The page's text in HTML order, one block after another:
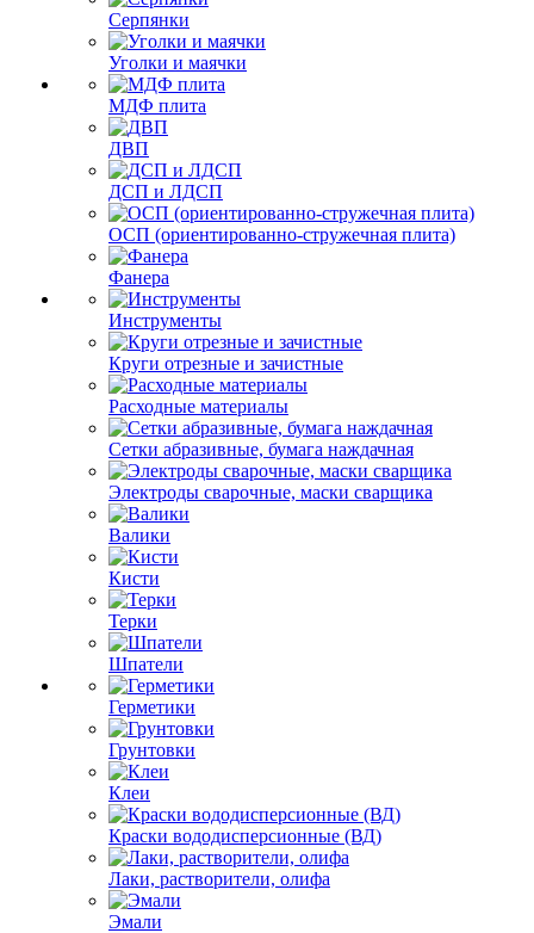
Серпянки
Уголки и маячки
МДФ плита
ДВП
ДСП и ЛДСП
ОСП (ориентированно-стружечная плита)
Фанера
Инструменты
Круги отрезные и зачистные
Расходные материалы
Сетки абразивные, бумага наждачная
Электроды сварочные, маски сварщика
Валики
Кисти
Терки
Шпатели
Герметики
Грунтовки
Клеи
Краски вододисперсионные (ВД)
Лаки, растворители, олифа
Эмали